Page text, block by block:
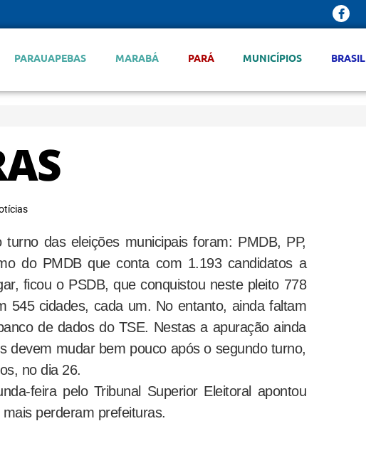
PARAUAPEBAS MARABÁ PARÁ MUNICÍPIOS BRASIL
das eleições municipais foram: PMDB, PP,
do PMDB que conta com 1.193 candidatos a
ficou o PSDB, que conquistou neste pleito 778
545 cidades, cada um. No entanto, ainda faltam
de dados do TSE. Nestas a apuração ainda
devem mudar bem pouco após o segundo turno,
no dia 26.
feira pelo Tribunal Superior Eleitoral apontou
perderam prefeituras.